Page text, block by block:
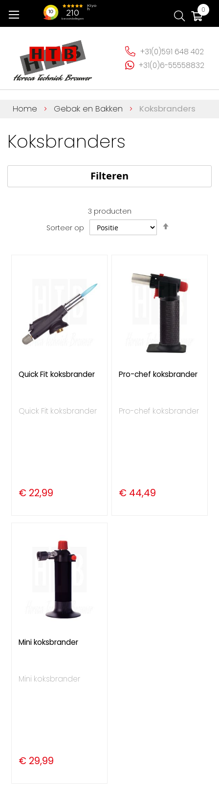
naar
0
+31(0)591 648 402
+31(0)6-55558832
Home Gebak en Bakken Koksbranders
Koksbranders
Filteren
3 producten
Sorteer op
Quick Fit koksbrander
Quick Fit koksbrander
€ 22,99
Pro-chef koksbrander
Pro-chef koksbrander
€ 44,49
Mini koksbrander
Mini koksbrander
€ 29,99